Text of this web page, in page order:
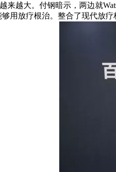
越大。付钢暗示，两边就
用放疗根治。整合了现代放